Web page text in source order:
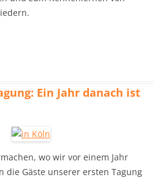
Ein Jahr danach ist
wo wir vor einem Jahr
die Gäste unserer ersten Tagung